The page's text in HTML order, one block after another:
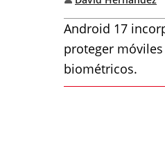
Android 17
proteger
biométricos.